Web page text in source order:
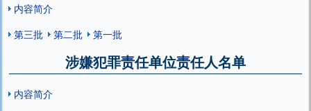
内容简介
第三批
第二批 第一批
涉嫌犯罪责任单位责任人名单
内容简介